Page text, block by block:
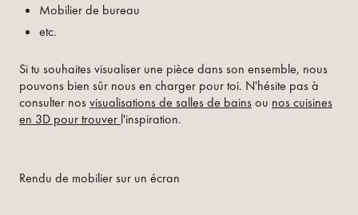
Mobilier de bureau
etc.
Si tu souhaites visualiser une pièce dans son ensemble, nous
pouvons bien sûr nous en charger pour toi. N'hésite pas à
consulter nosvisualisations de salles de bainsou nos cuisines
en 3D pour trouver l'inspiration.
Rendu de mobilier sur un écran